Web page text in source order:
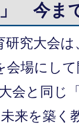
」 今ま
研究大会
会場にし
会と同じ
来を築く